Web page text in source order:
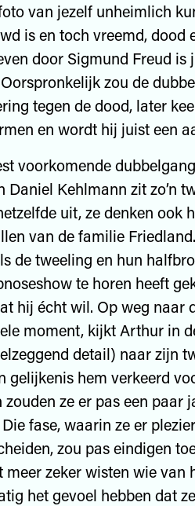
van jezelf unheimlich
is en toch vreemd, dood
door Sigmund Freud
zou de
tegen de dood, later
en wordt hij juist een
voorkomende
Daniel Kehlmann zit zo’n
uit, ze denken ook
van de familie
de tweeling en hun
te horen heeft
hij écht wil. Op weg naar
moment, kijkt Arthur in
detail) naar zijn
gelijkenis hem verkeerd
zouden ze er pas een
fase, waarin ze er
zou pas eindigen
meer zeker wisten wie van
het gevoel hebben dat